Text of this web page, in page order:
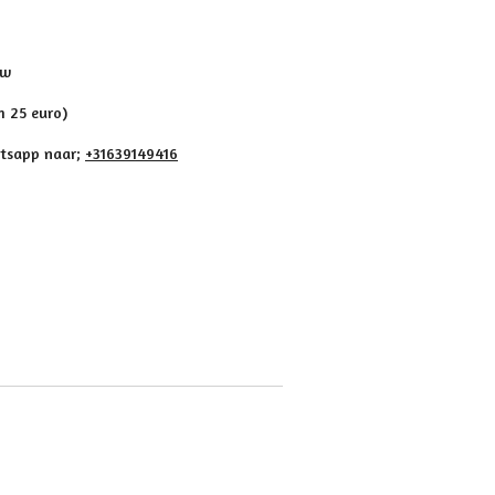
25 euro)
naar; +31639149416